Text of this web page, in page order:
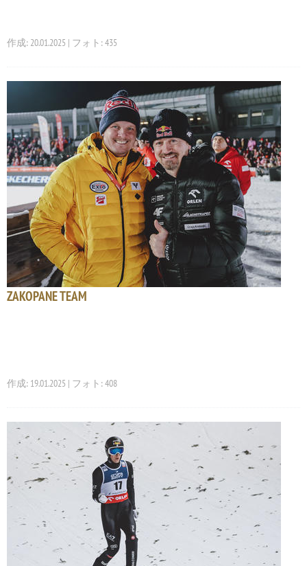
作成: 20.01.2025 | フォト: 435
ZAKOPANE TEAM
作成: 19.01.2025 | フォト: 408